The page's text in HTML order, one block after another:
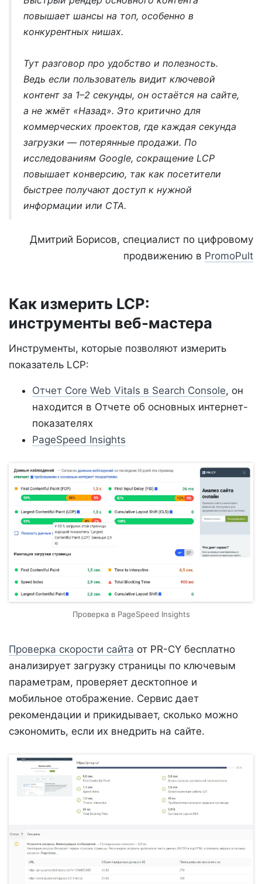
повышает шансы на топ, особенно в
конкурентных нишах.
Тут разговор про удобство и полезность.
Ведь если пользователь видит ключевой
контент за 1–2 секунды, он остаётся на сайте,
а не жмёт «Назад». Это критично для
коммерческих проектов, где каждая секунда
загрузки — потерянные продажи. По
исследованиям Google, сокращение LCP
повышает конверсию, так как посетители
быстрее получают доступ к нужной
информации или CTA.
Дмитрий Борисов, специалист по цифровому
продвижению в PromoPult
Как измерить LCP:
инструменты веб-мастера
Инструменты, которые позволяют измерить
показатель LCP:
Отчет Core Web Vitals в Search Console, он
находится в Отчете об основных интернет-
показателях
PageSpeed Insights
Проверка в PageSpeed Insights
Проверка скорости сайта от PR-CY бесплатно
анализирует загрузку страницы по ключевым
параметрам, проверяет десктопное и
мобильное отображение. Сервис дает
рекомендации и прикидывает, сколько можно
сэкономить, если их внедрить на сайте.